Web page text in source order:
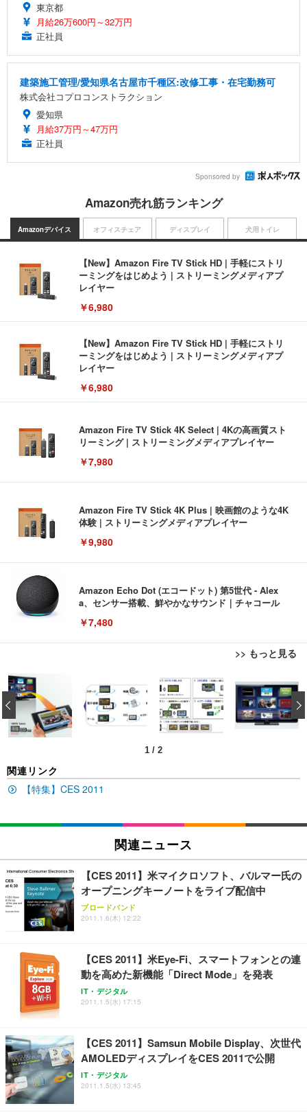
東京都
月給26万600円～32万円
正社員
建築施工管理/愛知県名古屋市千種区:改修工事・在宅勤務可
株式会社コプロコンストラクション
愛知県
月給37万円～47万円
正社員
Sponsored by
Amazon売れ筋ランキング
Amazonデバイス
【New】Amazon Fire TV Stick HD | 手軽にストリ
ーミングをはじめよう | ストリーミングメディアプ
レイヤー
￥6,980
【New】Amazon Fire TV Stick HD | 手軽にストリ
ーミングをはじめよう | ストリーミングメディアプ
レイヤー
￥6,980
Amazon Fire TV Stick 4K Select | 4Kの高画質スト
リーミング | ストリーミングメディアプレイヤー
￥7,980
Amazon Fire TV Stick 4K Plus | 映画館のような4K
体験 | ストリーミングメディアプレイヤー
￥9,980
Amazon Echo Dot (エコードット) 第5世代 - Alex
a、センサー搭載、鮮やかなサウンド｜チャコール
￥7,480
>> もっと見る
オフィスチェア
[EdoErgo] オフィスチェア 椅子 テレワーク 疲れな
い 跳ね上げ式アームレスト コンパクト 約105度ロッ
キング pc 事務椅子 360度回転 座面昇降 強化ナイロ
ン樹脂ベース 通気性メッシュ 在宅ワーク H-WY01
(黒網+黒枠+黒足)
￥5,699
ュチェア 人間工学 疲れない ブラック
Sezlife オフィスチェア デスクチェア 疲れない テレ
ワーク チェア 強化バックレスト 30度ロッキング機
レスト 3Dヘッドレスト ハンガー付き 高反発クッシ
ョン PCチェア 通気性メッシュ ゲーミング/勉強/事
務用 おしゃれ パソコンチェア (ブラック)
￥7,680
Sezlife オフィスチェア デスクチェア 疲れない テレ
レスト 3Dヘッドレスト ハンガー付き 高反発クッシ
ョン PCチェア 通気性メッシュ ゲーミング/勉強/事
務用 おしゃれ パソコンチェア (ホワイト)
￥7,680
ANDWINT オフィスチェア デスクチェア 肘なし メ
ト 幅52×奥行58.5×高さ84～96cm テレワーク 在宅
勤務 ブラック
￥4,139
ディスプレイ
EIZO ビジネス向けプレミアムモニター | FlexScan
EV3240X-WT | 31.5型4K UHD・USB Type-C・ホワ
イト
￥105,595
イト
【純正品】27"ゲーミングモニター DualSense 充電
フック付き（CFI-ZDM1J）
￥49,979
【整備済み品】Dell E2724HS 27インチ 液晶モニタ
応 ComfortView ビジネス向け
￥15,800
【MiniLED/24.5inch/280Hz/FHD】GRAPHT THE S
像低減 (3年保証 | 輝点保証 | 日本メーカー)
￥34,980
犬用トイレ
Amazonベーシック ペットシーツ 薄型 レギュラー 1
回使い捨て 無香料 ホワイト 300枚
￥3,373
x2袋(84枚) ホワイト(吸収面:ライトブルー)
ネオ・ルーライフ ネオ・オムツ L 中型犬用 26枚入
り 単品
￥1,800
Smart Basic(スマートベーシック) 【Amazon.co.jp
￥3,670
アイリスオーヤマ ペットシーツ 超厚型 お徳用 レギ
￥3,731
1 / 2
‹
関連リンク
【特集】CES 2011
関連ニュース
【CES 2011】米マイクロソフト、バルマー氏の
オープニングキーノートをライブ配信中
ブロードバンド
2011.1.6(木) 12:22
【CES 2011】米Eye-Fi、スマートフォンとの連
動を高めた新機能「Direct Mode」を発表
IT・デジタル
2011.1.5(水) 17:15
【CES 2011】Samsun Mobile Display、次世代
AMOLEDディスプレイをCES 2011で公開
IT・デジタル
2011.1.5(水) 13:45